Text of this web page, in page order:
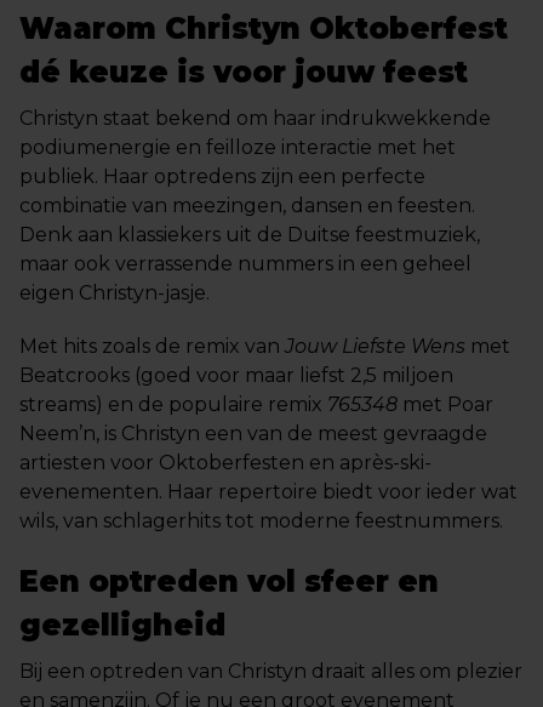
Waarom Christyn Oktoberfest
dé keuze is voor jouw feest
Christyn staat bekend om haar indrukwekkende
podiumenergie en feilloze interactie met het
publiek. Haar optredens zijn een perfecte
combinatie van meezingen, dansen en feesten.
Denk aan klassiekers uit de Duitse feestmuziek,
maar ook verrassende nummers in een geheel
eigen Christyn-jasje.
Met hits zoals de remix van Jouw Liefste Wens met
Beatcrooks (goed voor maar liefst 2,5 miljoen
streams) en de populaire remix 765348 met Poar
Neem’n, is Christyn een van de meest gevraagde
artiesten voor Oktoberfesten en après-ski-
evenementen. Haar repertoire biedt voor ieder wat
wils, van schlagerhits tot moderne feestnummers.
Een optreden vol sfeer en
gezelligheid
Bij een optreden van Christyn draait alles om plezier
en samenzijn. Of je nu een groot evenement